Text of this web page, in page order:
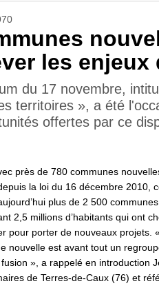
les enjeux
du 17 novembre,
territoires », a été
offertes par ce
près de 780 communes
la loi du 16 décembre 2010,
plus de 2 500 communes
2,5 millions d’habitants qui ont
pour porter de nouveaux projets.
nouvelle est avant tout un
», a rappelé en introduction
de Terres-de-Caux (76) et